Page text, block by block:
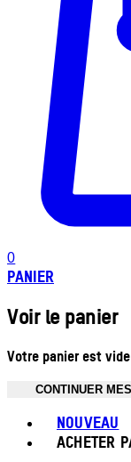
0
PANIER
Voir le panier
Votre panier est vide
CONTINUER
NOUVEAU
ACHETER